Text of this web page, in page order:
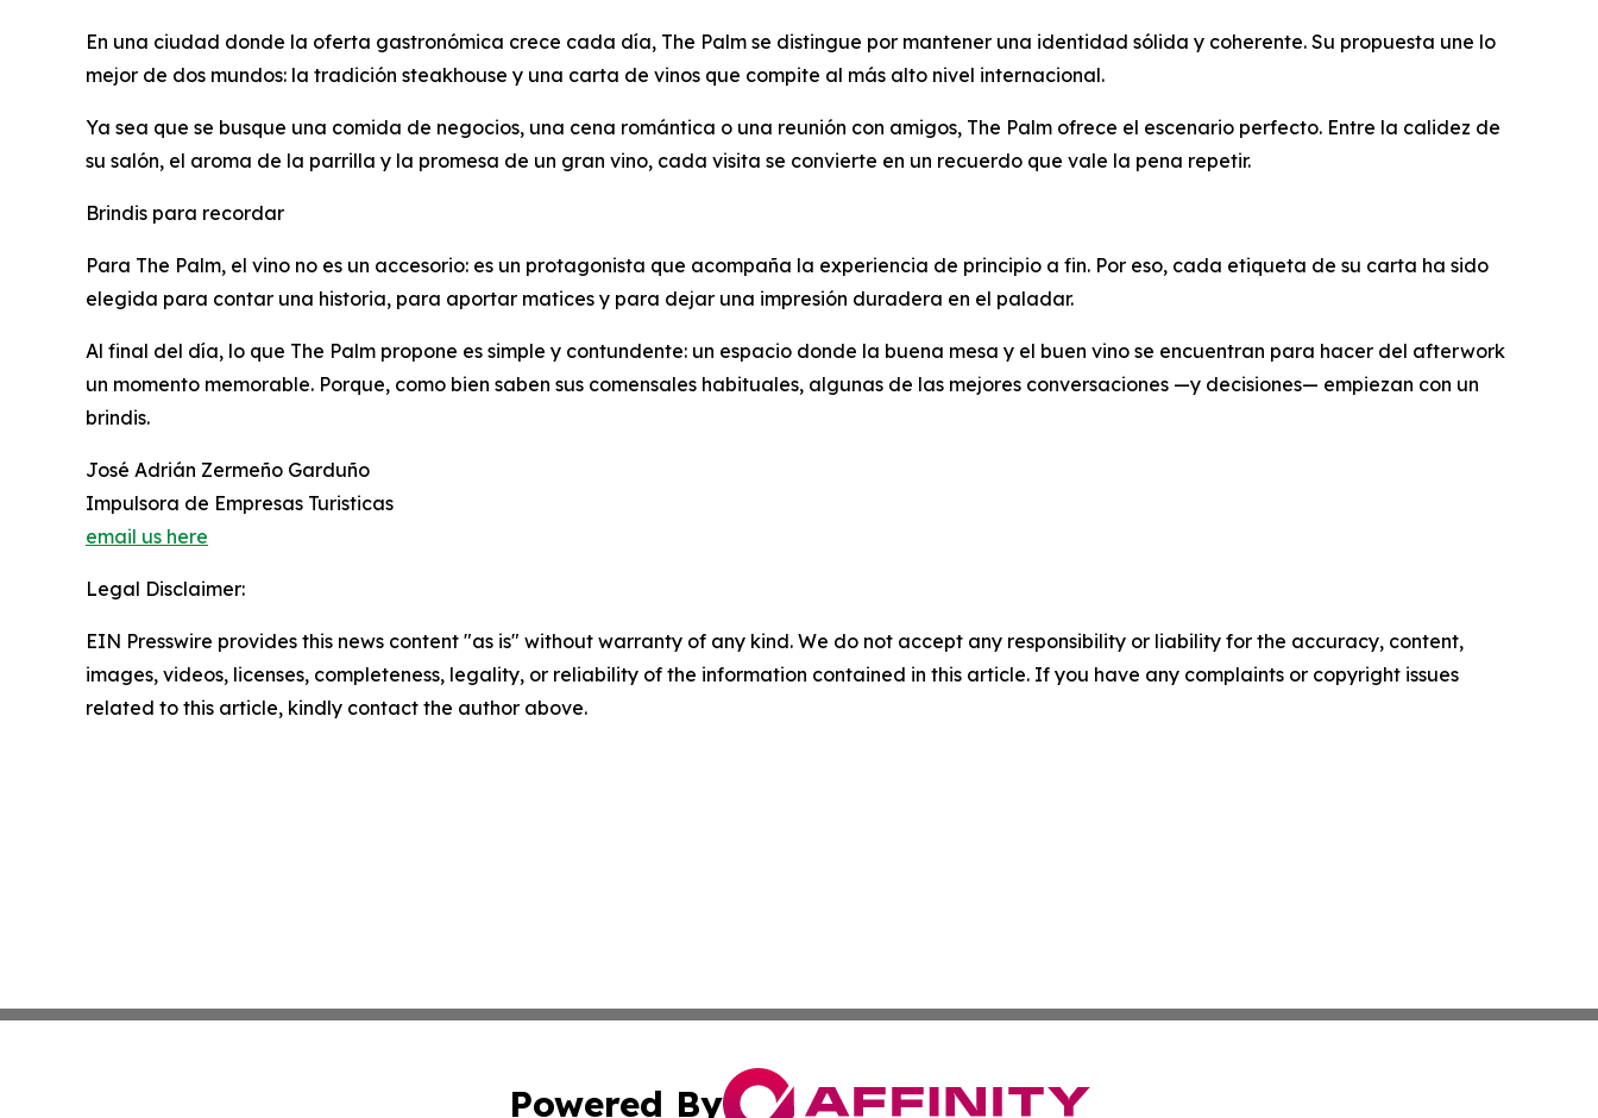
En una ciudad donde la oferta gastronómica crece cada día, The Palm se distingue por mantener una identidad sólida y coherente. Su propuesta une lo
mejor de dos mundos: la tradición steakhouse y una carta de vinos que compite al más alto nivel internacional.
Ya sea que se busque una comida de negocios, una cena romántica o una reunión con amigos, The Palm ofrece el escenario perfecto. Entre la calidez de
su salón, el aroma de la parrilla y la promesa de un gran vino, cada visita se convierte en un recuerdo que vale la pena repetir.
Brindis para recordar
Para The Palm, el vino no es un accesorio: es un protagonista que acompaña la experiencia de principio a fin. Por eso, cada etiqueta de su carta ha sido
elegida para contar una historia, para aportar matices y para dejar una impresión duradera en el paladar.
Al final del día, lo que The Palm propone es simple y contundente: un espacio donde la buena mesa y el buen vino se encuentran para hacer del afterwork
un momento memorable. Porque, como bien saben sus comensales habituales, algunas de las mejores conversaciones —y decisiones— empiezan con un
brindis.
José Adrián Zermeño Garduño
Impulsora de Empresas Turisticas
email us here
Legal Disclaimer:
EIN Presswire provides this news content "as is" without warranty of any kind. We do not accept any responsibility or liability for the accuracy, content,
images, videos, licenses, completeness, legality, or reliability of the information contained in this article. If you have any complaints or copyright issues
related to this article, kindly contact the author above.
Powered By